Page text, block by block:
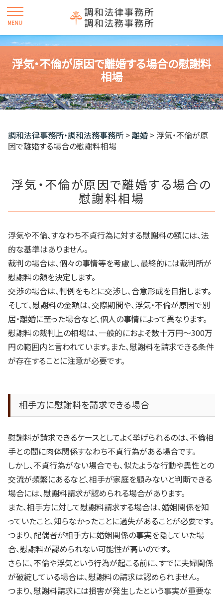
浮気・不倫が原因で離婚する場合の慰謝料
相場
調和法律事務所・調和法務事務所 >離婚 > 浮気・不倫が原
因で離婚する場合の慰謝料相場
浮気・不倫が原因で離婚する場合の
慰謝料相場
浮気や不倫、すなわち不貞行為に対する慰謝料の額には、法
的な基準はありません。
裁判の場合は、個々の事情等を考慮し、最終的には裁判所が
慰謝料の額を決定します。
交渉の場合は、判例をもとに交渉し、合意形成を目指します。
そして、慰謝料の金額は、交際期間や、浮気・不倫が原因で別
居・離婚に至った場合など、個人の事情によって異なります。
慰謝料の裁判上の相場は、一般的におよそ数十万円～300万
円の範囲内と言われています。また、慰謝料を請求できる条件
が存在することに注意が必要です。
相手方に慰謝料を請求できる場合
慰謝料が請求できるケースとしてよく挙げられるのは、不倫相
手との間に肉体関係すなわち不貞行為がある場合です。
しかし、不貞行為がない場合でも、似たような行動や異性との
交流が頻繁にあるなど、相手が家庭を顧みないと判断できる
場合には、慰謝料請求が認められる場合があります。
また、相手方に対して慰謝料請求する場合は、婚姻関係を知
っていたこと、知らなかったことに過失があることが必要です。
つまり、配偶者が相手方に婚姻関係の事実を隠していた場
合、慰謝料が認められない可能性が高いのです。
さらに、不倫や浮気という行為が起こる前に、すでに夫婦関係
が破綻している場合は、慰謝料の請求は認められません。
つまり、慰謝料請求には損害が発生したという事実が重要な